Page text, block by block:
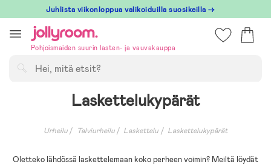
till
innehållet
Juhlista viikonloppua valikoiduilla suosikeilla →
Pohjoismaiden suurin lasten- ja vauvakauppa
Laskettelukypärät
Urheilu Talviurheilu Laskettelu Laskettelukypärät
Oletteko lähdössä laskettelemaan koko perheen voimin? Meiltä löydät